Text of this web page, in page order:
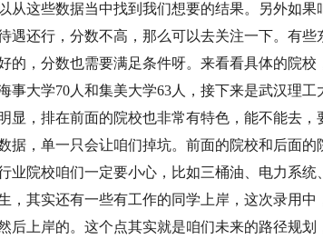
从这些数据当中找到我们想要的结果。另外如
遇还行，分数不高，那么可以去关注一下。有
的，分数也需要满足条件呀。来看看具体的院
事大学70人和集美大学63人，接下来是武汉理
显，排在前面的院校也非常有特色，能不能去
据，单一只会让咱们掉坑。前面的院校和后面
业院校咱们一定要小心，比如三桶油、电力系
，其实还有一些有工作的同学上岸，这次录用
后上岸的。这个点其实就是咱们未来的路径规划